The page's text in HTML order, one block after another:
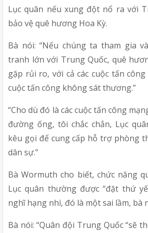
Lục quân nếu xung đột nổ ra với
bảo vệ quê hương Hoa Kỳ.
Bà nói: “Nếu chúng ta tham gia
tranh lớn với Trung Quốc, quê
gặp rủi ro, với cả các cuộc tấn
cuộc tấn công không sát thương.”
“Cho dù đó là các cuộc tấn công
đường ống, tôi chắc chắn, Lục
kêu gọi để cung cấp hỗ trợ phòng
dân sự.”
Bà Wormuth cho biết, chức năng
Lục quân thường được “đặt thứ
nghĩ hạng nhì, đó là một sai lầm, bà
Bà nói: “Quân đội Trung Quốc “sẽ